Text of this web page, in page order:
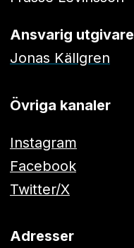
Ansvarig utgivare
Jonas Källgren
Övriga kanaler
Instagram
Facebook
Twitter/X
Adresser